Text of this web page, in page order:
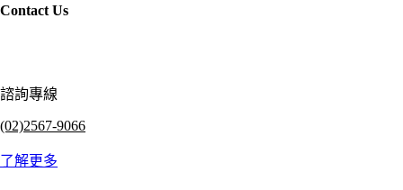
Contact Us
諮詢專線
(02)2567-9066
了解更多